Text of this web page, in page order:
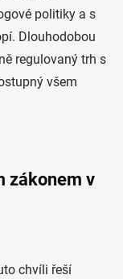
politiky a s
Dlouhodobou
regulovaný trh s
všem
zákonem v
chvíli řeší